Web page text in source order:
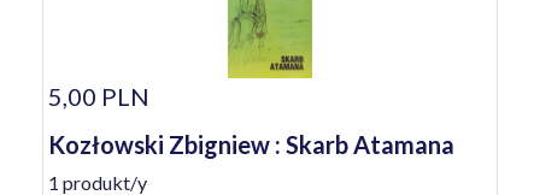
5,00 PLN
Kozłowski Zbigniew : Skarb Atamana
1 produkt/y